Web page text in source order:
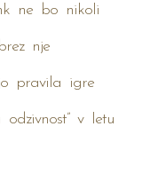
ne bo nikoli
nje
pravila igre
v letu